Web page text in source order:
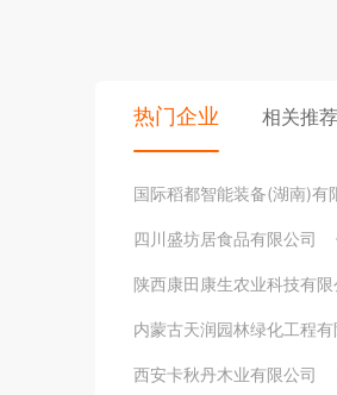
热门企业 相关推荐
国际稻都智能装备(湖南)有
四川盛坊居食品有限公司
陕西康田康生农业科技有限
内蒙古天润园林绿化工程有
西安卡秋丹木业有限公司